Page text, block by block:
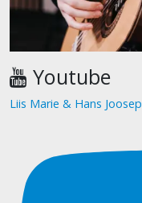
Youtube
Liis Marie & Hans